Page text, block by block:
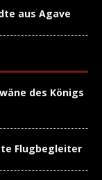
aus Agave
des Königs
Flugbegleiter